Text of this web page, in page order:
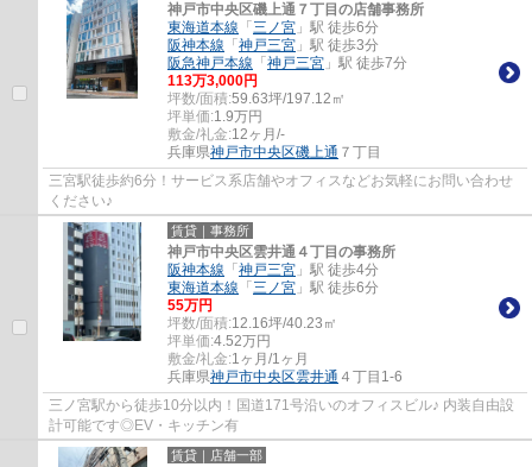
神戸市中央区磯上通７丁目の店舗事務所
東海道本線 「 三ノ宮 」駅 徒歩6分
阪神本線 「 神戸三宮 」駅 徒歩3分
阪急神戸本線 「 神戸三宮 」駅 徒歩7分
113万3,000円
坪数/面積:59.63坪/197.12㎡
坪単価:1.9万円
敷金/礼金:12ヶ月/-
兵庫県神戸市中央区磯上通 ７丁目
三宮駅徒歩約6分！サービス系店舗やオフィスなどお気軽にお問い合わせ
ください♪
賃貸｜事務所
神戸市中央区雲井通４丁目の事務所
阪神本線 「 神戸三宮 」駅 徒歩4分
東海道本線 「 三ノ宮 」駅 徒歩6分
55万円
坪数/面積:12.16坪/40.23㎡
坪単価:4.52万円
敷金/礼金:1ヶ月/1ヶ月
兵庫県神戸市中央区雲井通 ４丁目1-6
三ノ宮駅から徒歩10分以内！国道171号沿いのオフィスビル♪ 内装自由設
計可能です◎EV・キッチン有
賃貸｜店舗一部